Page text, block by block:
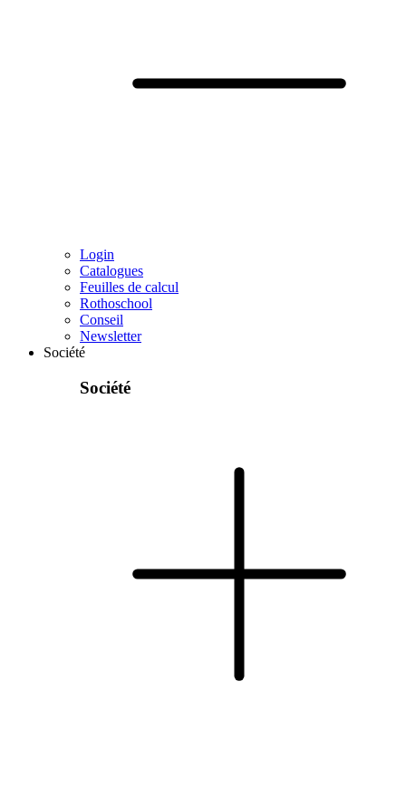
Login
Catalogues
Feuilles de calcul
Rothoschool
Conseil
Newsletter
Société
Société